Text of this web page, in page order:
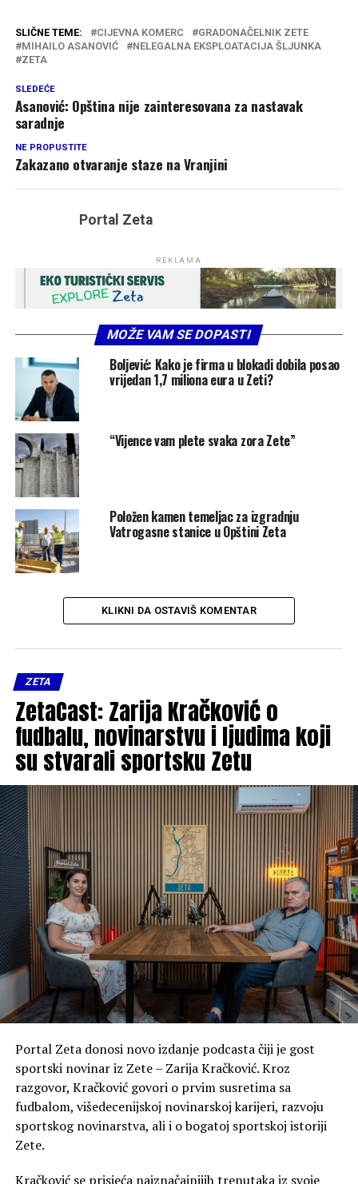
SLIČNE TEME: CIJEVNA KOMERC
GRADONAČELNIK ZETE
MIHAILO ASANOVIĆ
NELEGALNA EKSPLOATACIJA ŠLJUNKA
ZETA
SLEDEĆE
Asanović: Opština nije zainteresovana za nastavak
saradnje
NE PROPUSTITE
Zakazano otvaranje staze na Vranjini
Portal Zeta
REKLAMA
MOŽE VAM SE DOPASTI
Boljević: Kako je firma u blokadi dobila posao
vrijedan 1,7 miliona eura u Zeti?
“Vijence vam plete svaka zora Zete”
Položen kamen temeljac za izgradnju
Vatrogasne stanice u Opštini Zeta
KLIKNI DA OSTAVIŠ KOMENTAR
ZETA
ZetaCast: Zarija Kračković o
fudbalu, novinarstvu i ljudima koji
su stvarali sportsku Zetu
Portal Zeta donosi novo izdanje podcasta čiji je gost
sportski novinar iz Zete – Zarija Kračković. Kroz
razgovor, Kračković govori o prvim susretima sa
fudbalom, višedecenijskoj novinarskoj karijeri, razvoju
sportskog novinarstva, ali i o bogatoj sportskoj istoriji
Zete.
Kračković se prisjeća najznačajnijih trenutaka iz svoje